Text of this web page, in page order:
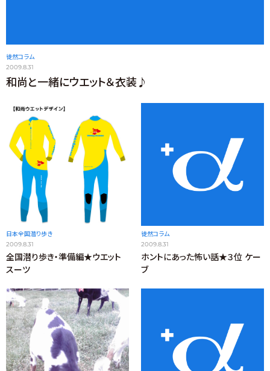
徒然コラム
2009.8.31
和尚と一緒にウエット＆衣装♪
日本全国潜り歩き
2009.8.31
全国潜り歩き・準備編★ウエット
スーツ
徒然コラム
2009.8.31
ホントにあった怖い話★３位 ケー
ブ